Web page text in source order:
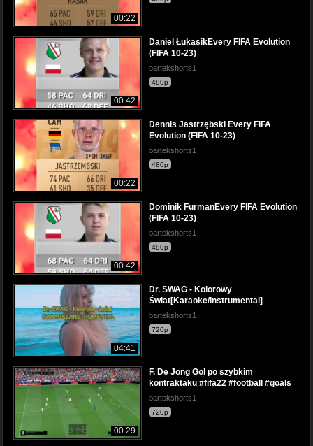
00:22
00:42
Daniel ŁukasikEvery FIFA Evolution
(FIFA 10-23)
bartekshorts1
480p
00:22
Dennis Jastrzębski Every FIFA
Evolution (FIFA 10-23)
bartekshorts1
480p
00:42
Dominik FurmanEvery FIFA Evolution
(FIFA 10-23)
bartekshorts1
480p
04:41
Dr. SWAG - Kolorowy
Świat[Karaoke/Instrumental]
bartekshorts1
720p
00:29
F. De Jong Gol po szybkim
kontraktaku #fifa22 #football #goals
bartekshorts1
720p